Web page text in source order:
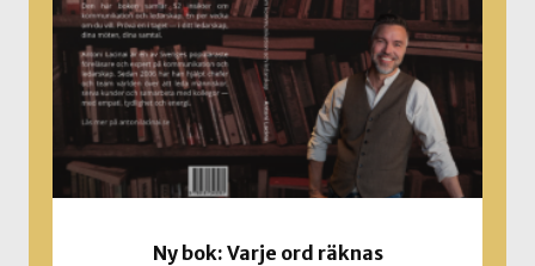
Ny bok: Varje ord räknas